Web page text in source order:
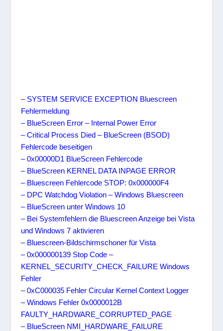
– SYSTEM SERVICE EXCEPTION Bluescreen
Fehlermeldung
– BlueScreen Error – Internal Power Error
– Critical Process Died – BlueScreen (BSOD)
Fehlercode beseitigen
– 0x00000D1 BlueScreen Fehlercode
– BlueScreen KERNEL DATA INPAGE ERROR
– Bluescreen Fehlercode STOP: 0x000000F4
– DPC Watchdog Violation – Windows Bluescreen
– BlueScreen unter Windows 10
– Bei Systemfehlern die Bluescreen Anzeige bei Vista
und Windows 7 aktivieren
– Bluescreen-Bildschirmschoner für Vista
– 0x000000139 Stop Code –
KERNEL_SECURITY_CHECK_FAILURE Windows
Fehler
– 0xC000035 Fehler Circular Kernel Context Logger
– Windows Fehler 0x0000012B
FAULTY_HARDWARE_CORRUPTED_PAGE
– BlueScreen NMI_HARDWARE_FAILURE